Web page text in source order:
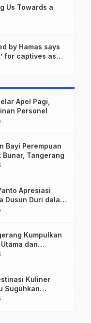
Us Towards a
by Hamas says
for captives as
conditions
Apel Pagi,
Personel
Bayi Perempuan
Bunar, Tangerang
Apresiasi
Dusun Duri dalam
ke-80
Kumpulkan
dan
Kuliner
Suguhkan
Live Music, dan